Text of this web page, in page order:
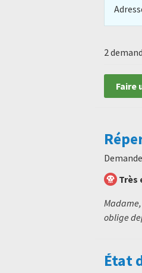
2
Faire
Très
oblige
État